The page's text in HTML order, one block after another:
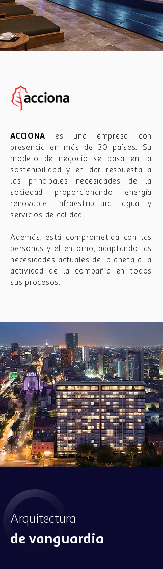
ACCIONA es una empresa con
presencia en más de 30 países. Su
modelo de negocio se basa en la
sostenibilidad y en dar respuesta a
las principales necesidades de la
sociedad proporcionando energía
renovable, infraestructura, agua y
servicios de calidad.
Además, está comprometida con las
personas y el entorno, adaptando las
necesidades actuales del planeta a la
actividad de la compañía en todos
sus procesos.
Arquitectura
de vanguardia